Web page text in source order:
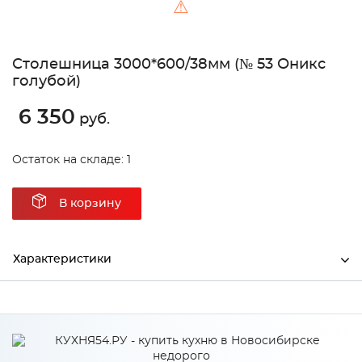
⚠
Столешница 3000*600/38мм (№ 53 Оникс
голубой)
6 350 руб.
Остаток на складе: 1
В корзину
Характеристики
Высота 38